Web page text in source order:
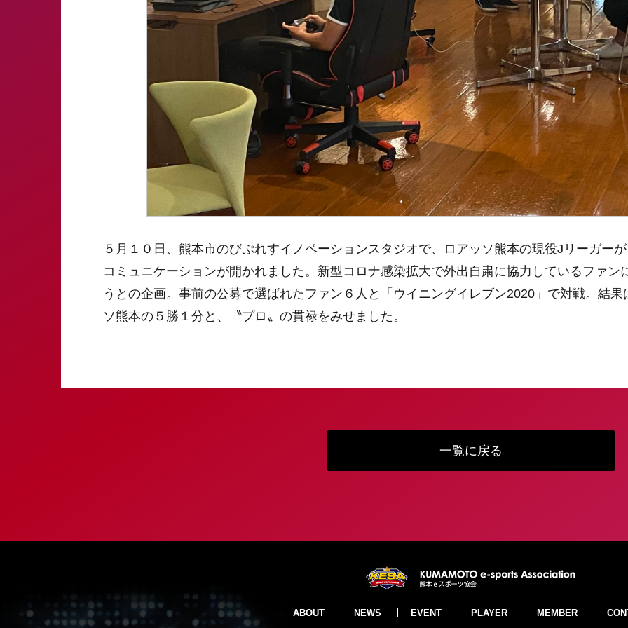
５月１０日、熊本市のびぷれすイノベーションスタジオで、ロアッソ熊本の現役Jリーガー
コミュニケーションが開かれました。新型コロナ感染拡大で外出自粛に協力しているファン
うとの企画。事前の公募で選ばれたファン６人と「ウイニングイレブン2020」で対戦。結
ソ熊本の５勝１分と、〝プロ〟の貫禄をみせました。
一覧に戻る
ABOUT NEWS EVENT PLAYER MEMBER